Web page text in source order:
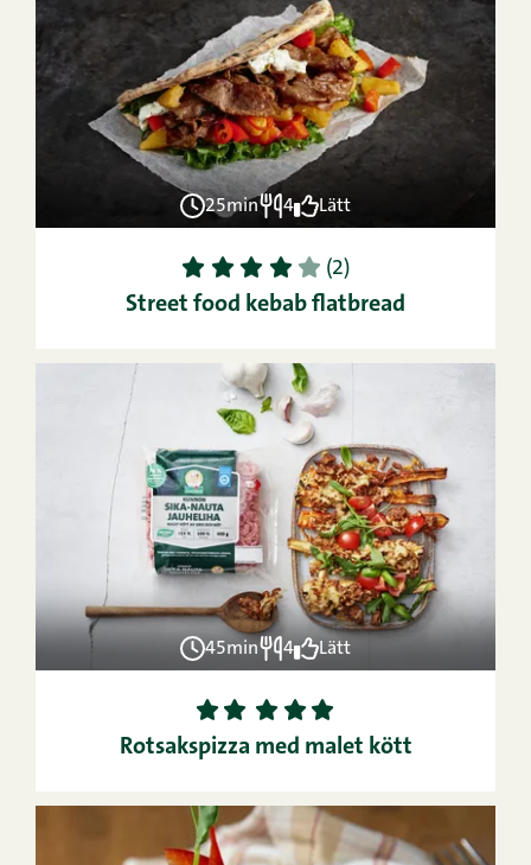
25min 4 Lätt
1 2 3 4 5 (2)
Street food kebab flatbread
45min 4 Lätt
1 2 3 4
5
Rotsakspizza med malet kött